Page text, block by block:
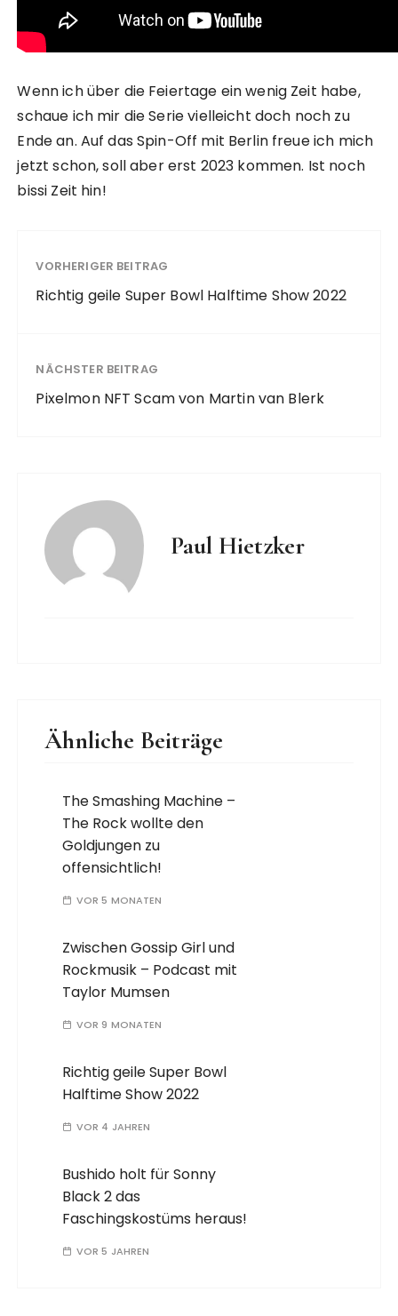
Wenn ich über die Feiertage ein wenig Zeit habe,
schaue ich mir die Serie vielleicht doch noch zu
Ende an. Auf das Spin-Off mit Berlin freue ich mich
jetzt schon, soll aber erst 2023 kommen. Ist noch
bissi Zeit hin!
VORHERIGER BEITRAG
Richtig geile Super Bowl Halftime Show 2022
NÄCHSTER BEITRAG
Pixelmon NFT Scam von Martin van Blerk
Paul Hietzker
Ähnliche Beiträge
The Smashing Machine –
The Rock wollte den
Goldjungen zu
offensichtlich!
VOR 5 MONATEN
Zwischen Gossip Girl und
Rockmusik – Podcast mit
Taylor Mumsen
VOR 9 MONATEN
Richtig geile Super Bowl
Halftime Show 2022
VOR 4 JAHREN
Bushido holt für Sonny
Black 2 das
Faschingskostüms heraus!
VOR 5 JAHREN